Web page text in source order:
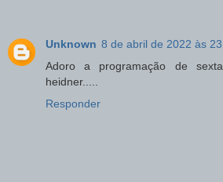
Unknown 8 de abril de 2022 às
Adoro a programação de
heidner.....
Responder